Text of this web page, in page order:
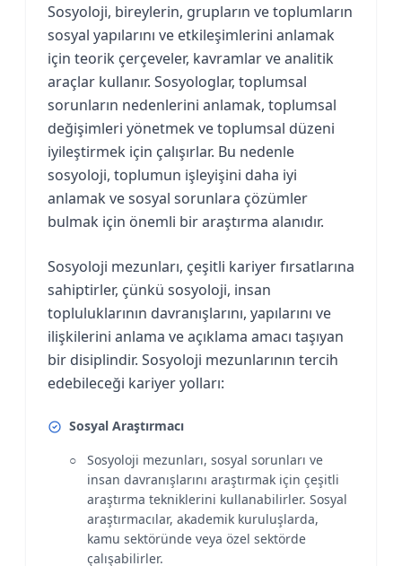
Sosyoloji, bireylerin, grupların ve toplumların
sosyal yapılarını ve etkileşimlerini anlamak
için teorik çerçeveler, kavramlar ve analitik
araçlar kullanır. Sosyologlar, toplumsal
sorunların nedenlerini anlamak, toplumsal
değişimleri yönetmek ve toplumsal düzeni
iyileştirmek için çalışırlar. Bu nedenle
sosyoloji, toplumun işleyişini daha iyi
anlamak ve sosyal sorunlara çözümler
bulmak için önemli bir araştırma alanıdır.
Sosyoloji mezunları, çeşitli kariyer fırsatlarına
sahiptirler, çünkü sosyoloji, insan
topluluklarının davranışlarını, yapılarını ve
ilişkilerini anlama ve açıklama amacı taşıyan
bir disiplindir. Sosyoloji mezunlarının tercih
edebileceği kariyer yolları:
Sosyal Araştırmacı
Sosyoloji mezunları, sosyal sorunları ve
insan davranışlarını araştırmak için çeşitli
araştırma tekniklerini kullanabilirler. Sosyal
araştırmacılar, akademik kuruluşlarda,
kamu sektöründe veya özel sektörde
çalışabilirler.